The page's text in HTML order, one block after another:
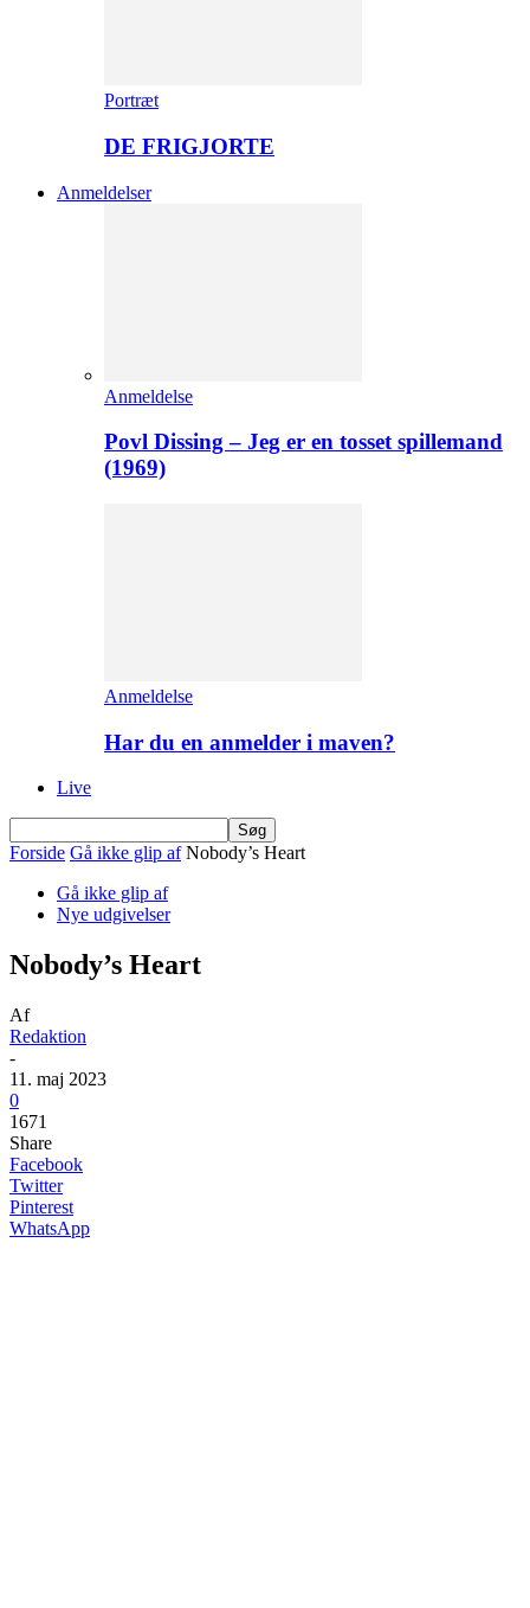
Portræt
DE FRIGJORTE
Anmeldelser
Anmeldelse
Povl Dissing – Jeg er en tosset spillemand
(1969)
Anmeldelse
Har du en anmelder i maven?
Live
Forside Gå ikke glip af Nobody’s Heart
Gå ikke glip af
Nye udgivelser
Nobody’s Heart
Af
Redaktion
-
11. maj 2023
0
1671
Share
Facebook
Twitter
Pinterest
WhatsApp